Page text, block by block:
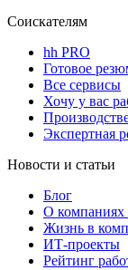
Соискателям
hh PRO
Готовое
Все сервисы
Хочу у вас
Экспертная
Новости и статьи
Блог
О компаниях
Жизнь в
ИТ-проекты
Рейтинг